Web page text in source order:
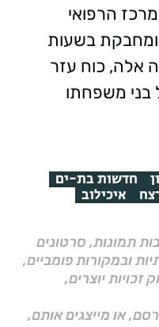
הרפואי
בשעות
אלה, כוח עזר
בני משפחתו
חדשות בת-ים
איכילוב
תמונות, סרטונים
ובמקורות פומביים,
סעיף 27א לחוק זכויות יוצרים,
או מייצגים אותם,